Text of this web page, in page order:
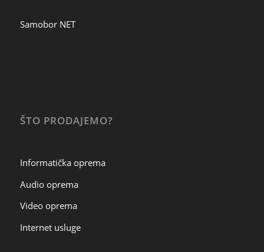
Samobor NET
ŠTO PRODAJEMO?
Informatička oprema
Audio oprema
Video oprema
Internet usluge